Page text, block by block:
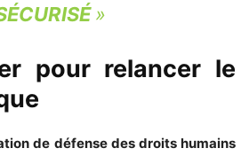
»
pour relancer le
de défense des droits humains